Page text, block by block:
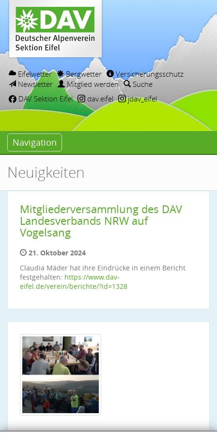
Eifelwetter Bergwetter
Versicherungsschutz
Newsletter
Mitglied werden
Suche
DAV Sektion Eifel
dav.eifel jdav_eifel
Navigation
Neuigkeiten
Mitgliederversammlung des DAV
Landesverbands NRW auf
Vogelsang
21. Oktober 2024
Claudia Mäder hat ihre Eindrücke in einem Bericht
festgehalten: https://www.dav-
eifel.de/verein/berichte/?id=1328